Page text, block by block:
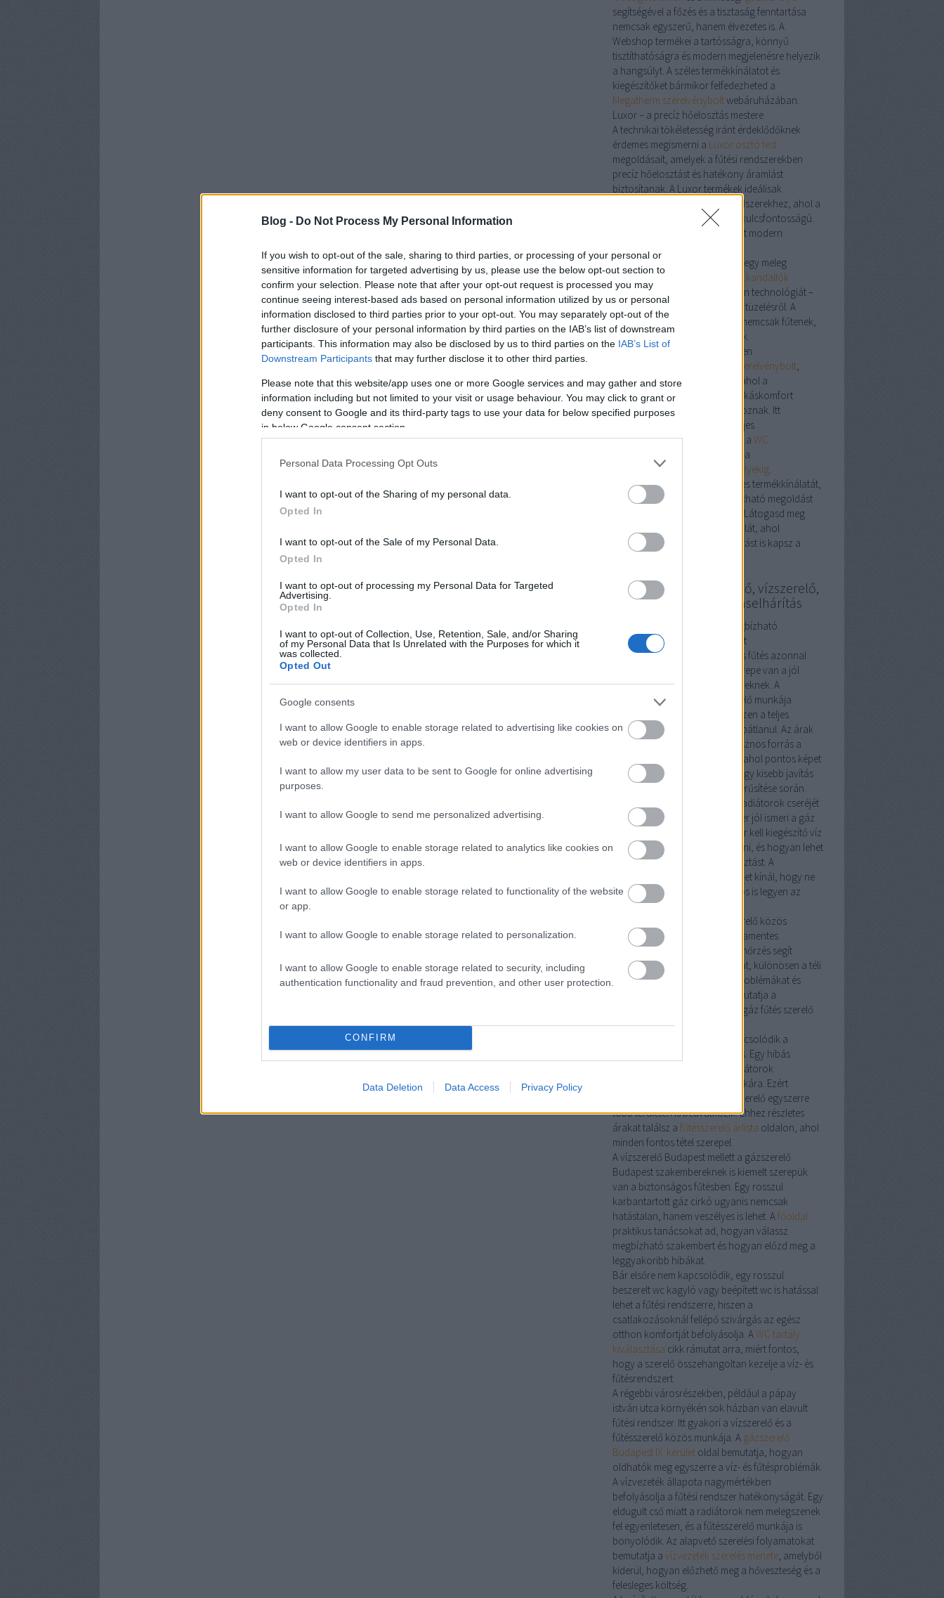
Blog - Do Not Process My Personal Information
If you wish to opt-out of the sale, sharing to third parties, or processing of your personal or
sensitive information for targeted advertising by us, please use the below opt-out section to
confirm your selection. Please note that after your opt-out request is processed you may
continue seeing interest-based ads based on personal information utilized by us or personal
information disclosed to third parties prior to your opt-out. You may separately opt-out of the
further disclosure of your personal information by third parties on the IAB’s list of downstream
participants. This information may also be disclosed by us to third parties on the IAB’s List of
Downstream Participants that may further disclose it to other third parties.
Please note that this website/app uses one or more Google services and may gather and store
information including but not limited to your visit or usage behaviour. You may click to grant or
deny consent to Google and its third-party tags to use your data for below specified purposes
in below Google consent section.
Personal Data Processing Opt Outs
I want to opt-out of the Sharing of my personal data.
Opted In
I want to opt-out of the Sale of my Personal Data.
Opted In
I want to opt-out of processing my Personal Data for Targeted
Advertising.
Opted In
I want to opt-out of Collection, Use, Retention, Sale, and/or Sharing
of my Personal Data that Is Unrelated with the Purposes for which it
was collected.
Opted Out
Google consents
I want to allow Google to enable storage related to advertising like cookies on
web or device identifiers in apps.
I want to allow my user data to be sent to Google for online advertising
purposes.
I want to allow Google to send me personalized advertising.
I want to allow Google to enable storage related to analytics like cookies on
web or device identifiers in apps.
I want to allow Google to enable storage related to functionality of the website
or app.
I want to allow Google to enable storage related to personalization.
I want to allow Google to enable storage related to security, including
authentication functionality and fraud prevention, and other user protection.
CONFIRM
Data Deletion Data Access Privacy Policy
segítségével a főzés és a tisztaság fenntartása
nemcsak egyszerű, hanem élvezetes is. A
Webshop termékei a tartósságra, könnyű
tisztíthatóságra és modern megjelenésre helyezik
a hangsúlyt. A széles termékkínálatot és
kiegészítőket bármikor felfedezheted a
Megatherm szerelvényboltwebáruházában.
Luxor – a precíz hőelosztás mestere
A technikai tökéletesség iránt érdeklődőknek
érdemes megismerni a Luxor osztó test
megoldásait, amelyek a fűtési rendszerekben
precíz hőelosztást és hatékony áramlást
biztosítanak. A Luxor termékek ideálisak
padlófűtésekhez és zónás rendszerekhez, ahol a
pontosság és megbízhatóság kulcsfontosságú.
Kandalló: a klasszikus hangulat modern
Nincs is meghittebb érzés, mint egy meleg
kandallómellett eltöltött este. A kandallók
egyesítik a tradíciót és a modern technológiát –
legyen szó fa-, gáz- vagy pellet tüzelésről. A
kínálatban található modellek nemcsak fűtenek,
hanem a lakás díszévé is válnak.
Komplex megoldások egy helyen
szerelvénybolt,
hanem egy szakmai központ, ahol a
fűtéstechnikai, vízvezetéki és lakáskomfort
termékek harmonikusan találkoznak. Itt
megtalálható minden, ami a teljes
otthonfelújításhoz szükséges – a WC
, a
mosogatótálcáktól
gáztűzhelyekig.
Fedezd fel a
teljes termékkínálatát,
és találd meg a stílusos, megbízható megoldást
otthonod minden helyiségébe. Látogasd meg
weboldalát, ahol
inspirációt és szakmai támogatást is kapsz a
Gázszerelő, fűtésszerelő, vízszerelő,
fogszabályozás, duguláselhárítás
Fűtésszerelés Budapesten: megbízható
szakemberek a meleg otthonért
A hideg hónapokban egy hibás fűtés azonnal
megmutatja, milyen fontos szerepe van a jól
képzettfűtésszerelő
szakembereknek. A
vízvezeték szerelő
vízszerelő munkája
sokszor kiegészíti egymást, hiszen a teljes
rendszer csak így működhet hibátlanul. Az árak
és munkadíjak átlátásához hasznos forrás a
, ahol pontos képet
kapsz arról, mire számíthatsz egy kisebb javítás
vagy egy teljes rendszer korszerűsítése során.
nem csupán a radiátorok cseréjét
jelenti. Egy tapasztalt szakember jól ismeri a gáz
rendszereket, tudja, mikor kell kiegészítő víz
gáz fűtésszerelő
munkát végezni, és hogyan lehet
optimalizálni az energiafogyasztást. A
oldal számos tippet kínál, hogy ne
csak meleg, hanem biztonságos is legyen az
otthonod.
fűtésszerelő közös
feladata a kazán és a cirkó hibamentes
üzemeltetése. A rendszeres ellenőrzés segít
megelőzni a meghibásodásokat, különösen a téli
szezon előtt. A leggyakoribb problémákat és
megoldásokat részletesen bemutatja a
víz gáz fűtés szerelő
feladatai is szerepelnek.
kell, gyakran kapcsolódik a
munkája a fűtési rendszerhez is. Egy hibás
hatással lehet a radiátorok
működésére és a cirkó hatásfokára. Ezért
víz gáz fűtésszerelő egyszerre
több területen is beavatkozik. Ehhez részletes
árakat találsz a fűtésszerelő árlista oldalon, ahol
minden fontos tétel szerepel.
Avízszerelő Budapest mellett a gázszerelő
Budapest szakembereknek is kiemelt szerepük
van a biztonságos fűtésben. Egy rosszul
karbantartott gáz cirkó ugyanis nemcsak
hatástalan, hanem veszélyes is lehet. Afőoldal
praktikus tanácsokat ad, hogyan válassz
megbízható szakembert és hogyan előzd meg a
leggyakoribb hibákat.
Bár elsőre nem kapcsolódik, egy rosszul
beszereltwc kagyló vagy beépített wc is hatással
lehet a fűtési rendszerre, hiszen a
csatlakozásoknál fellépő szivárgás az egész
otthon komfortját befolyásolja. AWC tartály
kiválasztása cikk rámutat arra, miért fontos,
hogy a szerelő összehangoltan kezelje a víz- és
fűtésrendszert.
A régebbi városrészekben, például a pápay
istván utca környékén sok házban van elavult
fűtési rendszer. Itt gyakori a vízszerelő és a
fűtésszerelő közös munkája. A gázszerelő
Budapest IX. kerület oldal bemutatja, hogyan
oldhatók meg egyszerre a víz- és fűtésproblémák.
Avízvezeték állapota nagymértékben
befolyásolja a fűtési rendszer hatékonyságát. Egy
eldugult cső miatt a radiátorok nem melegszenek
fel egyenletesen, és a fűtésszerelő munkája is
bonyolódik. Az alapvető szerelési folyamatokat
bemutatja a vízvezeték szerelés menete, amelyből
kiderül, hogyan előzhető meg a hőveszteség és a
felesleges költség.